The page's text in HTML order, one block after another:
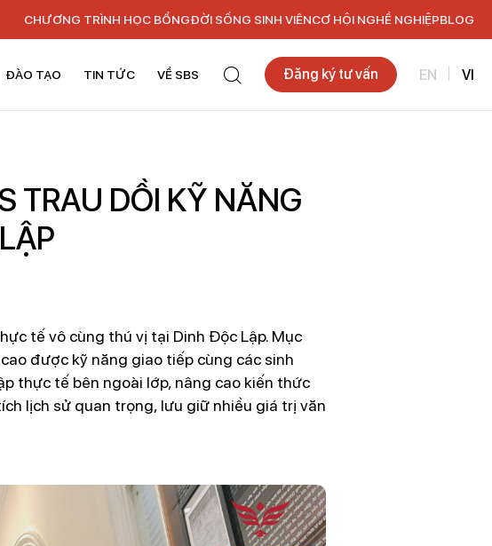
CHƯƠNG TRÌNH HỌC BỔNGĐỜI SỐNG SINH VIÊNCƠ HỘI NGHỀ NGHIỆPBLOG
ĐÀO TẠO TIN TỨC VỀ SBS Đăng ký tư vấn EN VI
TRAU DỒI KỸ NĂNG
tế vô cùng thú vị tại Dinh Độc Lập. Mục
được kỹ năng giao tiếp cùng các sinh
thực tế bên ngoài lớp, nâng cao kiến thức
lịch sử quan trọng, lưu giữ nhiều giá trị văn